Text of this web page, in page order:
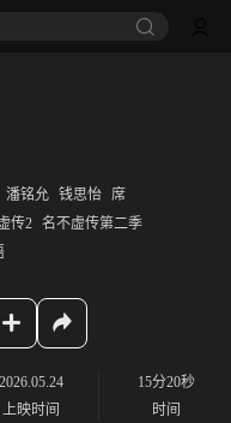
潘铭允 钱思怡 席
传2 名不虚传第二季
2026.05.24
上映时间
15分20秒
时间